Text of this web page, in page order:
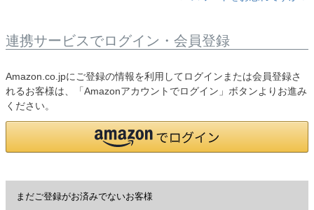
連携サービスでログイン・会員登録
Amazon.co.jpにご登録の情報を利用してログインまたは会員登録さ
れるお客様は、「Amazonアカウントでログイン」ボタンよりお進み
ください。
まだご登録がお済みでないお客様